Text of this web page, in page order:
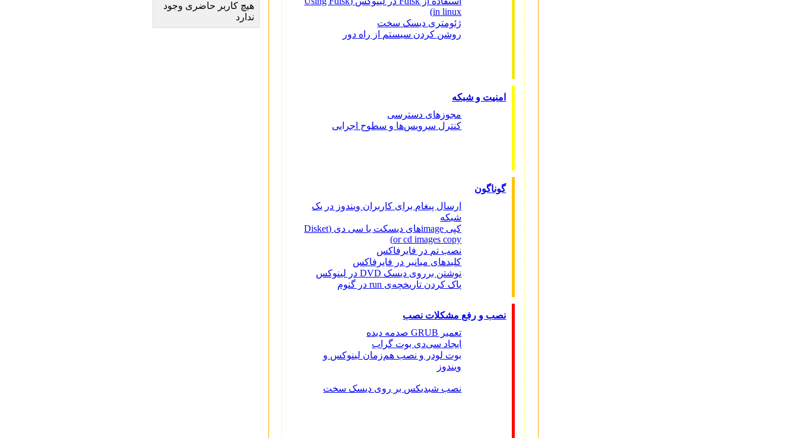
هیچ کاربر حاضری وجود
ندارد
in linux)
ژئومتری دیسک سخت
روشن کردن سیستم از راه دور
امنیت و شبکه
مجوزهای دسترسی
کنترل سرویس‌ها و سطوح اجرایی
گوناگون
ارسال پیغام برای کاربران ویندوز در یک
شبکه
کپی imageهای دیسکت یا سی دی (Disket
or cd images copy)
نصب تم در فایرفاکس
کلیدهای میانبر در فایرفاکس
نوشتن برروی دیسک DVD در لینوکس
پاک کردن تاریخچه‌ی run در گنوم
نصب و رفع مشکلات نصب
تعمیر GRUB صدمه دیده
ایجاد سی‌دی بوت گراب
بوت لودر و نصب هم‌زمان لینوکس و
ویندوز
نصب شبدیکس بر روی دیسک سخت